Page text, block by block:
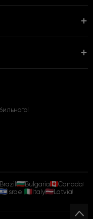
Brazil Bulgaria
Canada
Israel Italy
Latvia